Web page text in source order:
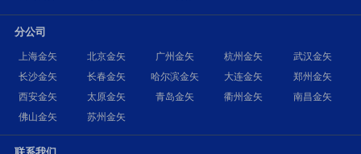
分公司
上海金矢 北京金矢 广州金矢 杭州金矢
武汉金矢
长沙金矢
长春金矢 哈尔滨金矢 大连金矢
郑州金矢
西安金矢
太原金矢 青岛金矢 衢州金矢
南昌金矢
佛山金矢
苏州金矢